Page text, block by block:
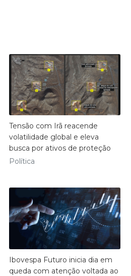
Tensão com Irã reacende
volatilidade global e eleva
busca por ativos de proteção
Política
Ibovespa Futuro inicia dia em
queda com atenção voltada ao